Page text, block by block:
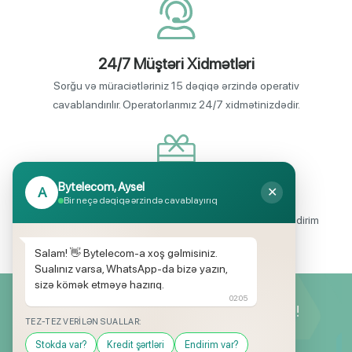
24/7 Müştəri Xidmətləri
Sorğu və müraciətləriniz 15 dəqiqə ərzində operativ
cavablandırılır. Operatorlarımız 24/7 xidmətinizdədir.
Endirimli məhsul seçimi
Mağazalarımızda mütəmadi olaraq, yüksək məbləğli endirim
və hədiyyə kampaniyaları keçirilir.
Yeniliklərimizdən ilk siz xəbərdar olun!
A Bytelecom, Aysel
Bir neçə dəqiqə ərzində cavablayırıq
✕
Salam! 👋 Bytelecom-a xoş gəlmisiniz.
Sualınız varsa, WhatsApp-da bizə yazın,
sizə kömək etməyə hazırıq.
02:05
TEZ-TEZ VERILƏN SUALLAR:
Stokda var? Kredit şərtləri Endirim var?